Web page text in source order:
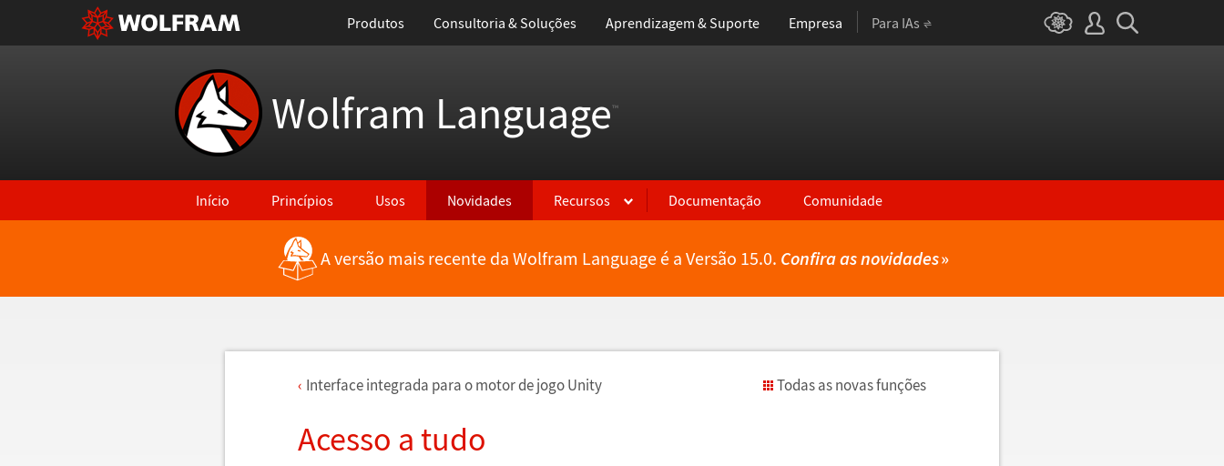
Produtos Consultoria & Soluções Aprendizagem & Suporte Empresa Para IAs
Wolfram Language™
Início Princípios Usos Novidades Recursos Documentação Comunidade
A versão mais recente da Wolfram Language é a Versão 15.0. Confira as novidades»
Interface integrada para o motor de jogo Unity Todas as novas funções
Acesso a tudo